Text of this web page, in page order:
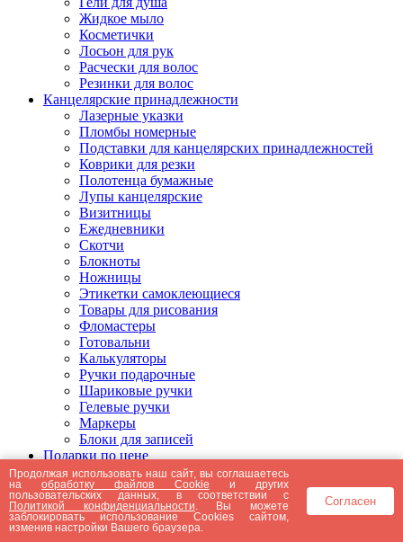
Жидкое мыло
Косметички
Лосьон для рук
Расчески для волос
Резинки для волос
Канцелярские принадлежности
Лазерные указки
Пломбы номерные
Подставки для канцелярских принадлежностей
Коврики для резки
Полотенца бумажные
Лупы канцелярские
Визитницы
Ежедневники
Скотчи
Блокноты
Ножницы
Этикетки самоклеющиеся
Товары для рисования
Фломастеры
Готовальни
Калькуляторы
Ручки подарочные
Шариковые ручки
Гелевые ручки
Маркеры
Блоки для записей
Подарки по цене
Подарки от 5000 рублей
Подарки до 5000 рублей
Подарки до 3000 рублей
Подарки до 2000 рублей
Подарки до 1000 рублей
Продолжая использовать наш сайт, вы соглашаетесь
наобработку файлов Cookie и других
пользовательских данных, в соответствии с
Политикой конфиденциальности . Вы можете
заблокировать использование Cookies сайтом,
изменив настройки Вашего браузера.
Согласен